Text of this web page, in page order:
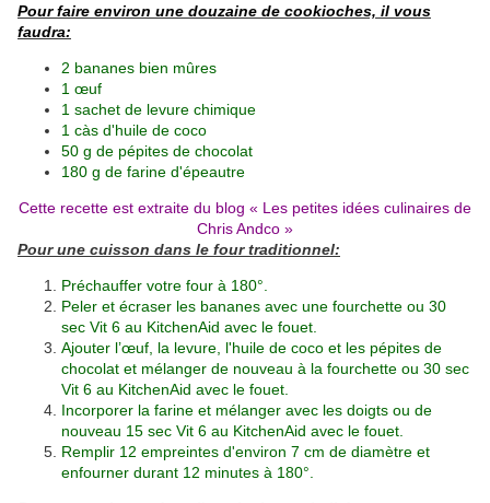
Pour faire environ une douzaine de cookioches, il vous
faudra:
2 bananes bien mûres
1 œuf
1 sachet de levure chimique
1 càs d'huile de coco
50 g de pépites de chocolat
180 g de farine d'épeautre
Cette recette est extraite du blog « Les petites idées culinaires de
Chris Andco »
Pour une cuisson dans le four traditionnel:
Préchauffer votre four à 180°.
Peler et écraser les bananes avec une fourchette ou 30
sec Vit 6 au KitchenAid avec le fouet.
Ajouter l’œuf, la levure, l'huile de coco et les pépites de
chocolat et mélanger de nouveau à la fourchette ou 30 sec
Vit 6 au KitchenAid avec le fouet.
Incorporer la farine et mélanger avec les doigts ou de
nouveau 15 sec Vit 6 au KitchenAid avec le fouet.
Remplir 12 empreintes d'environ 7 cm de diamètre et
enfourner durant 12 minutes à 180°.